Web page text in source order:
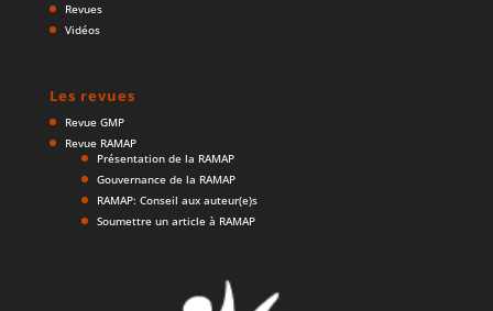
Revues
Vidéos
Les revues
Revue GMP
Revue RAMAP
Présentation de la RAMAP
Gouvernance de la RAMAP
RAMAP: Conseil aux auteur(e)s
Soumettre un article à RAMAP